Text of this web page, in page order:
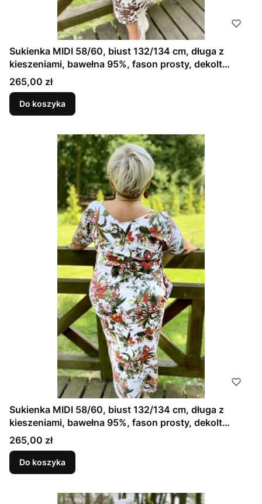
Sukienka MIDI 58/60, biust 132/134 cm, długa z
kieszeniami, bawełna 95%, fason prosty, dekolt
idealny na większy biust, ŚMIETANKOWA KRÓWKA
Cena
265,00 zł
Do koszyka
Sukienka MIDI 58/60, biust 132/134 cm, długa z
kieszeniami, bawełna 95%, fason prosty, dekolt
idealny na większy biust, PAPUGA
Cena
265,00 zł
Do koszyka